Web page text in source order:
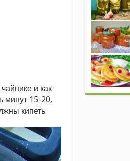
и как
минут 15-20,
кипеть.